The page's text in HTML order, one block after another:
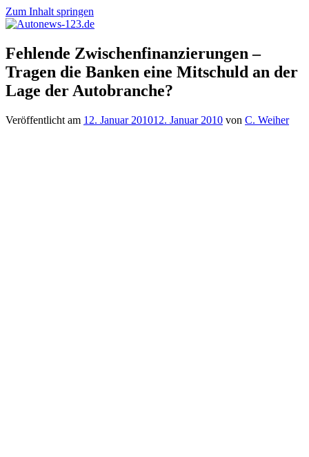
Zum Inhalt springen
Autonews-
123.de
Autonews
mit
Charme
Fehlende Zwischenfinanzierungen –
Tragen die Banken eine Mitschuld an der
Lage der Autobranche?
Veröffentlicht am 12. Januar 201012. Januar 2010 von C. Weiher